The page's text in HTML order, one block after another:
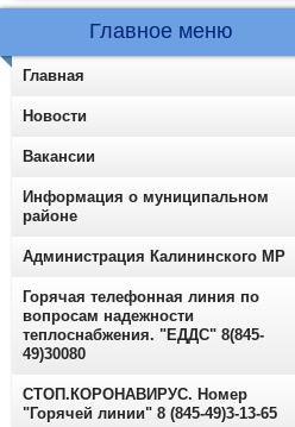
Главное меню
Главная
Новости
Вакансии
Информация о муниципальном
районе
Администрация Калининского МР
Горячая телефонная линия по
вопросам надежности
теплоснабжения. "ЕДДС" 8(845-
49)30080
СТОП.КОРОНАВИРУС. Номер
"Горячей линии" 8 (845-49)3-13-65